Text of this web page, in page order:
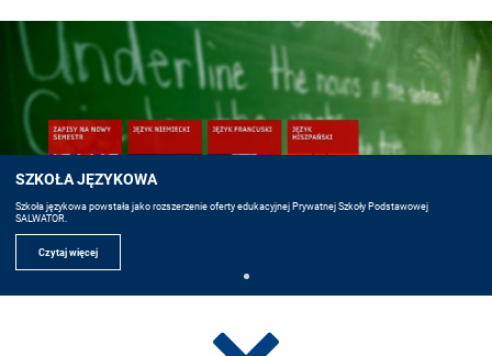
SZKOŁA JĘZYKOWA
Szkoła językowa powstała jako rozszerzenie oferty edukacyjnej Prywatnej Szkoły Podstawowej
SALWATOR.
Czytaj więcej